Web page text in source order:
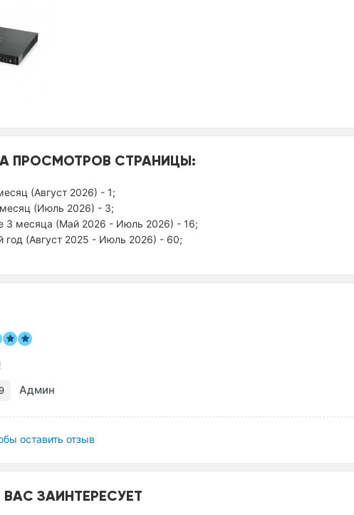
ПРОСМОТРОВ СТРАНИЦЫ:
(Август 2026) - 1;
(Июль 2026) - 3;
3 месяца (Май 2026 - Июль 2026) - 16;
год (Август 2025 - Июль 2026) - 60;
Админ
оставить отзыв
ЗАИНТЕРЕСУЕТ